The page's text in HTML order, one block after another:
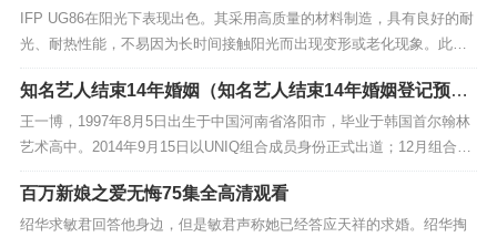
果）
IFP UG86在阳光下表现出色。其采用高质量的材料制造，具有良好的耐
光、耐热性能，不易因为长时间接触阳光而出现变形或老化现象。此
外，其屏幕采用抗反射技术，能有效减少阳光照射下的反射和眩光，使
用户在户...
知名艺人结束14年婚姻（知名艺人结束14年婚姻登记预
约）
王一博，1997年8月5日出生于中国河南省洛阳市，毕业于韩国首尔翰林
艺术高中。2014年9月15日以UNIQ组合成员身份正式出道；12月组合获
得尖叫爱奇艺之夜颁奖礼最具期待组合奖。2015年主演青春励...
百万新娘之爱无悔75集全高清观看
绍华求敏君回答他身边，但是敏君声称她已经答应天祥的求婚。绍华掏